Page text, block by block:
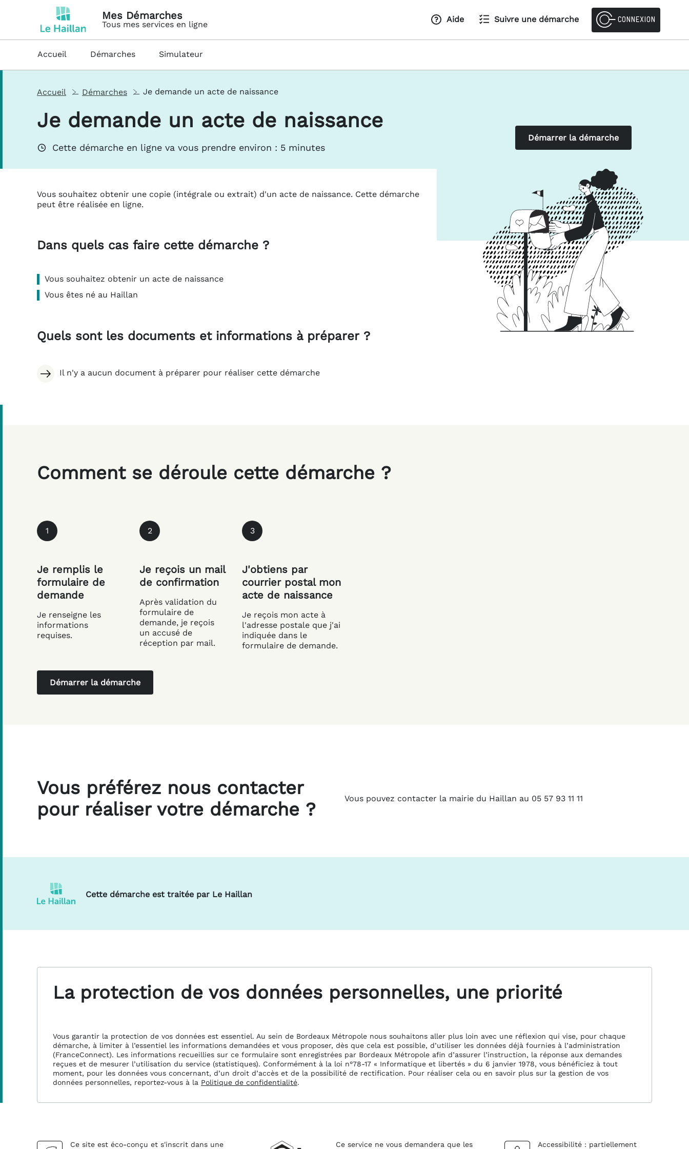
Je demande un acte de naissance - Mes démarches
Le Haillan
Mes Démarches
Tous mes services en ligne
Aide Suivre une démarche CONNEXION
Accueil Démarches Simulateur
Accueil Démarches Je demande un acte de naissance
Je demande un acte de naissance
Cette démarche en ligne va vous prendre environ : 5 minutes
Démarrer la démarche
Vous souhaitez obtenir une copie (intégrale ou extrait) d'un acte de naissance. Cette démarche
peut être réalisée en ligne.
Dans quels cas faire cette démarche ?
Vous souhaitez obtenir un acte de naissance
Vous êtes né au Haillan
Quels sont les documents et informations à préparer ?
Il n'y a aucun document à préparer pour réaliser cette démarche
Comment se déroule cette démarche ?
1
Je remplis le
formulaire de
demande
Je renseigne les
informations
requises.
2
Je reçois un mail
de confirmation
Après validation du
formulaire de
demande, je reçois
un accusé de
réception par mail.
3
J'obtiens par
courrier postal mon
acte de naissance
Je reçois mon acte à
l'adresse postale que j'ai
indiquée dans le
formulaire de demande.
Démarrer la démarche
Vous préférez nous contacter
pour réaliser votre démarche ?
Vous pouvez contacter la mairie du Haillan au 05 57 93 11 11
Cette démarche est traitée par Le Haillan
La protection de vos données personnelles, une priorité
Vous garantir la protection de vos données est essentiel. Au sein de Bordeaux Métropole nous souhaitons aller plus loin avec une réflexion qui vise, pour chaque
démarche, à limiter à l’essentiel les informations demandées et vous proposer, dès que cela est possible, d’utiliser les données déjà fournies à l’administration
(FranceConnect). Les informations recueillies sur ce formulaire sont enregistrées par Bordeaux Métropole afin d’assurer l’instruction, la réponse aux demandes
reçues et de mesurer l’utilisation du service (statistiques). Conformément à la loi n°78-17 « Informatique et libertés » du 6 janvier 1978, vous bénéficiez à tout
moment, pour les données vous concernant, d’un droit d’accès et de la possibilité de rectification. Pour réaliser cela ou en savoir plus sur la gestion de vos
données personnelles, reportez-vous à la Politique de confidentialité.
Ce site est éco-conçu et s'inscrit dans une Ce service ne vous demandera que les Accessibilité : partiellement